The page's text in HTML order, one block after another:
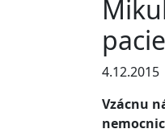
4.12.2015
Vzácnu